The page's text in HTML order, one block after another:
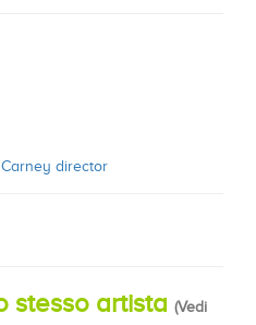
director
stesso artista (Vedi